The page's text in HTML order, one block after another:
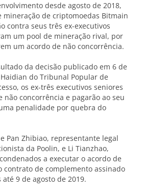
desde agosto de 2018,
mineração de criptomoedas Bitmain
contra seus três ex-executivos
um pool de mineração rival, por
um acordo de não concorrência.
da decisão publicado em 6 de
do Tribunal Popular de
os ex-três executivos seniores
não concorrência e pagarão ao seu
penalidade por quebra do
Pan Zhibiao, representante legal
da Poolin, e Li Tianzhao,
a executar o acordo de
contrato de complemento assinado
9 de agosto de 2019.